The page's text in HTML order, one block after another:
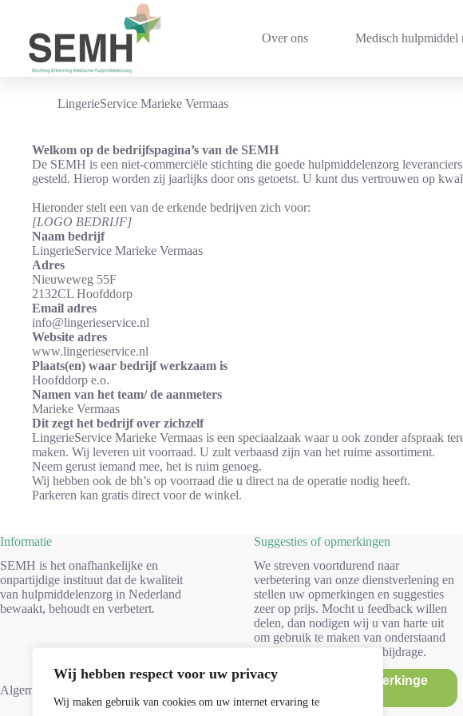
Wij hebben respect voor uw privacy
Wij maken gebruik van cookies om uw internet ervaring te
inhoud
Over ons Medisch hulpmiddel
LingerieService Marieke Vermaas
Welkom op de bedrijfspagina’s van de SEMH
De SEMH is een niet-commerciële stichting die goede hulpmiddelenzorg
gesteld. Hierop worden zij jaarlijks door ons getoetst. U kunt dus vertrouwen op
Hieronder stelt een van de erkende bedrijven zich voor:
[LOGO BEDRIJF]
Naam bedrijf
LingerieService Marieke Vermaas
Adres
Nieuweweg 55F
2132CL Hoofddorp
Email adres
info@lingerieservice.nl
Website adres
www.lingerieservice.nl
Plaats(en) waar bedrijf werkzaam is
Hoofddorp e.o.
Namen van het team/ de aanmeters
Marieke Vermaas
Dit zegt het bedrijf over zichzelf
LingerieService Marieke Vermaas is een speciaalzaak waar u ook zonder afspraak
maken. Wij leveren uit voorraad. U zult verbaasd zijn van het ruime assortiment.
Neem gerust iemand mee, het is ruim genoeg.
Wij hebben ook de bh’s op voorraad die u direct na de operatie nodig heeft.
Parkeren kan gratis direct voor de winkel.
Informatie
SEMH is het onafhankelijke en
onpartijdige instituut dat de kwaliteit
van hulpmiddelenzorg in Nederland
bewaakt, behoudt en verbetert.
Algemene voorwaarden
Suggesties of opmerkingen
We streven voortdurend naar
verbetering van onze dienstverlening en
stellen uw opmerkingen en suggesties
zeer op prijs. Mocht u feedback willen
delen, dan nodigen wij u van harte uit
om gebruik te maken van onderstaand
formulier. Dank voor uw bijdrage.
Suggesties/opmerkinge